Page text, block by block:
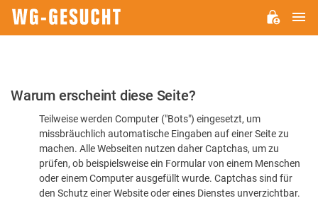
Bitte
dass
Warum erscheint diese Seite?
Teilweise werden Computer ("Bots") eingesetzt, um
missbräuchlich automatische Eingaben auf einer Seite zu
machen. Alle Webseiten nutzen daher Captchas, um zu
prüfen, ob beispielsweise ein Formular von einem Menschen
oder einem Computer ausgefüllt wurde. Captchas sind für
den Schutz einer Website oder eines Dienstes unverzichtbar.